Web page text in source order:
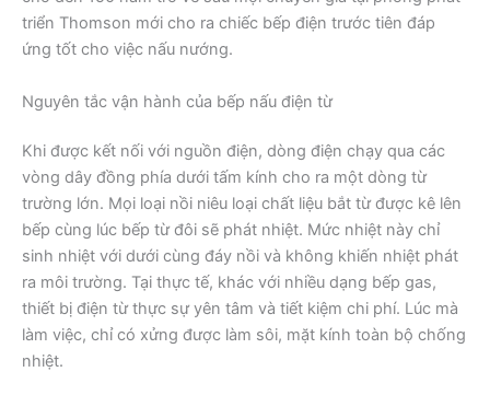
triển Thomson mới cho ra chiếc bếp điện trước tiên đáp
ứng tốt cho việc nấu nướng.
Nguyên tắc vận hành của bếp nấu điện từ
Khi được kết nối với nguồn điện, dòng điện chạy qua các
vòng dây đồng phía dưới tấm kính cho ra một dòng từ
trường lớn. Mọi loại nồi niêu loại chất liệu bắt từ được kê lên
bếp cùng lúc bếp từ đôi sẽ phát nhiệt. Mức nhiệt này chỉ
sinh nhiệt với dưới cùng đáy nồi và không khiến nhiệt phát
ra môi trường. Tại thực tế, khác với nhiều dạng bếp gas,
thiết bị điện từ thực sự yên tâm và tiết kiệm chi phí. Lúc mà
làm việc, chỉ có xửng được làm sôi, mặt kính toàn bộ chống
nhiệt.